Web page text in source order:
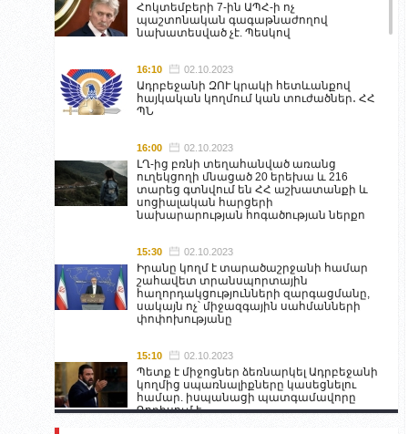
Հոկտեմբերի 7-ին ԱՊՀ-ի ոչ
պաշտոնական գագաթնաժողով
նախատեսված չէ. Պեսկով
16:10 02.10.2023
Ադրբեջանի ԶՈՒ կրակի հետևանքով
հայկական կողմում կան տուժածներ․ ՀՀ
ՊՆ
16:00 02.10.2023
ԼՂ-ից բռնի տեղահանված առանց
ուղեկցողի մնացած 20 երեխա և 216
տարեց գտնվում են ՀՀ աշխատանքի և
սոցիալական հարցերի
նախարարության հոգածության ներքո
15:30 02.10.2023
Իրանը կողմ է տարածաշրջանի համար
շահավետ տրանսպորտային
հաղորդակցությունների զարգացմանը,
սակայն ոչ՝ միջազգային սահմանների
փոփոխությանը
15:10 02.10.2023
Պետք է միջոցներ ձեռնարկել Ադրբեջանի
կողմից սպառնալիքները կասեցնելու
համար. իսպանացի պատգամավորը
Գորիսում է